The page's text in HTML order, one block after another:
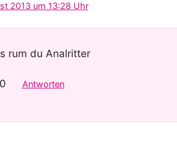
2013 um 13:28 Uhr
rum du Analritter
0 Antworten